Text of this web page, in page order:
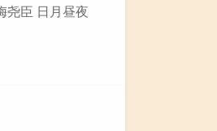
尧臣 日月昼夜